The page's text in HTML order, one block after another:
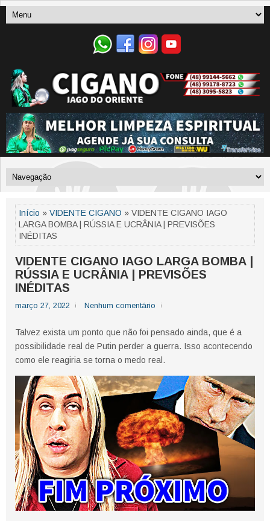
Início » VIDENTE CIGANO » VIDENTE CIGANO IAGO
LARGA BOMBA | RÚSSIA E UCRÂNIA | PREVISÕES
INÉDITAS
VIDENTE CIGANO IAGO LARGA BOMBA |
RÚSSIA E UCRÂNIA | PREVISÕES
INÉDITAS
março 27, 2022 Nenhum comentário
Talvez exista um ponto que não foi pensado ainda, que é a
possibilidade real de Putin perder a guerra. Isso acontecendo
como ele reagiria se torna o medo real.